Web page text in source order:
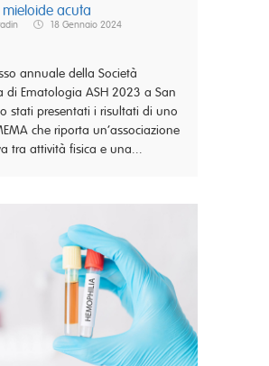
acuta
18 Gennaio 2024
annuale della Società
di Ematologia ASH 2023 a San
stati presentati i risultati di uno
che riporta un’associazione
tra attività fisica e una...